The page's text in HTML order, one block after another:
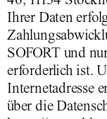
Ihrer Daten
SOFORT und
erforderlich ist.
Internetadresse
über die